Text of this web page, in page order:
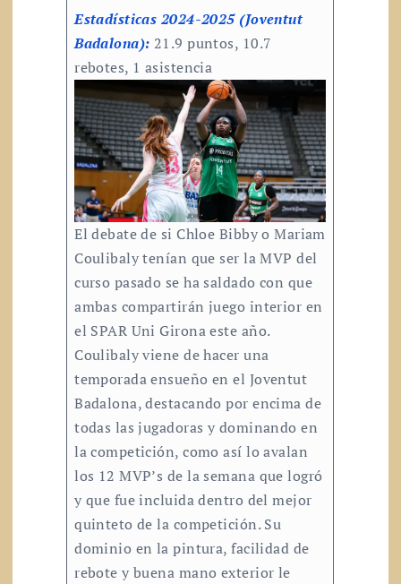
Estadísticas 2024-2025 (Joventut
Badalona): 21.9 puntos, 10.7
rebotes, 1 asistencia
El debate de si Chloe Bibby o Mariam
Coulibaly tenían que ser la MVP del
curso pasado se ha saldado con que
ambas compartirán juego interior en
el SPAR Uni Girona este año.
Coulibaly viene de hacer una
temporada ensueño en el Joventut
Badalona, destacando por encima de
todas las jugadoras y dominando en
la competición, como así lo avalan
los 12 MVP’s de la semana que logró
y que fue incluida dentro del mejor
quinteto de la competición. Su
dominio en la pintura, facilidad de
rebote y buena mano exterior le